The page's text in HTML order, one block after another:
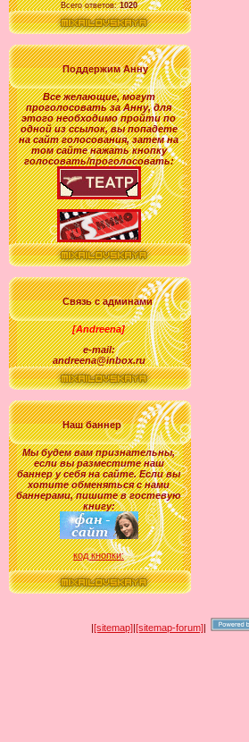
Всего ответов:1020
Поддержим Анну
Все желающие,могут
проголосовать заАнну, для
этого необходимо пройти по
одной из ссылок, вы попадете
на сайт голосования, затем на
том сайте нажать кнопку
голосовать/проголосовать:
Связь с админами
[Andreena]
e-mail:
andreena@inbox.ru
Наш баннер
Мы будем вам признательны,
если вы разместите наш
баннер у себя на сайте. Если вы
хотите обменяться с нами
баннерами, пишите в гостевую
книгу:
код кнопки:
|[sitemap]|[sitemap-forum]|